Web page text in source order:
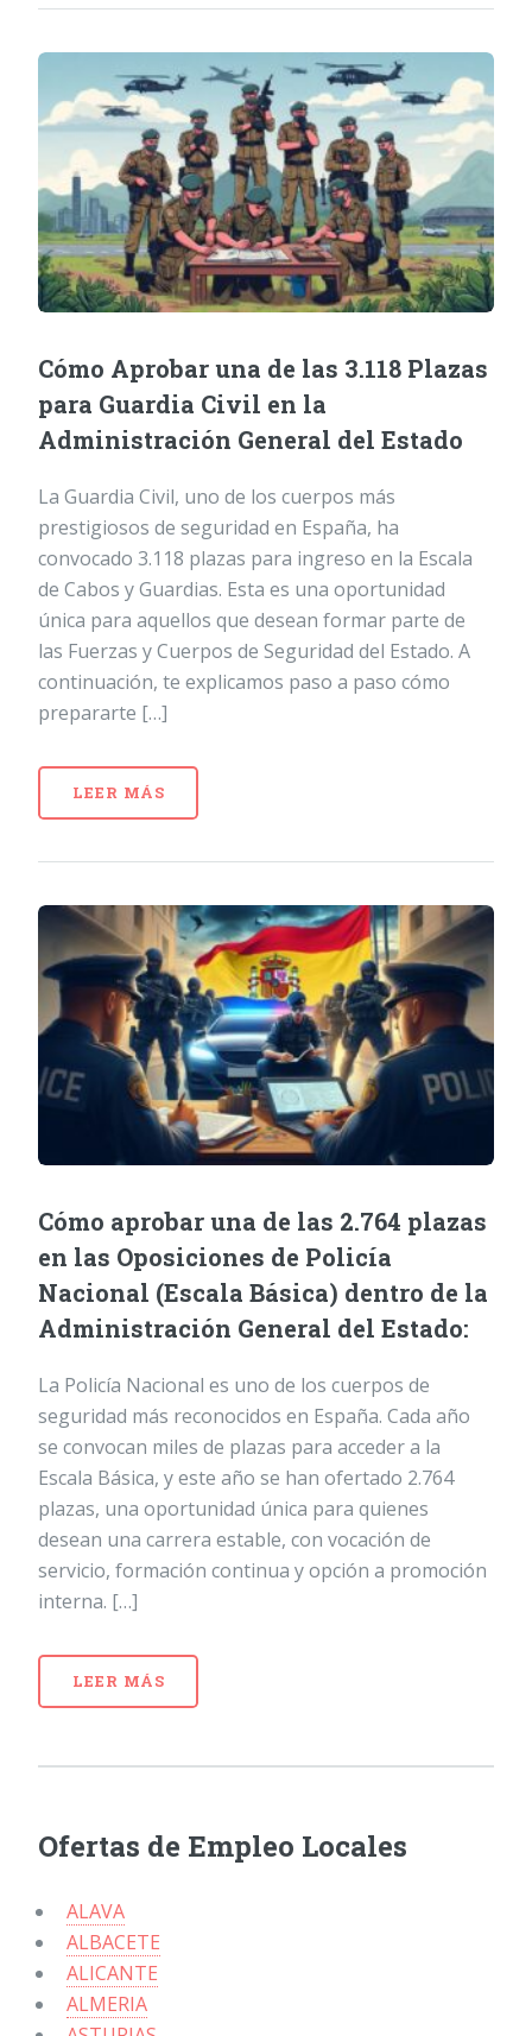
Cómo Aprobar una de las 3.118 Plazas
para Guardia Civil en la
Administración General del Estado
La Guardia Civil, uno de los cuerpos más
prestigiosos de seguridad en España, ha
convocado 3.118 plazas para ingreso en la Escala
de Cabos y Guardias. Esta es una oportunidad
única para aquellos que desean formar parte de
las Fuerzas y Cuerpos de Seguridad del Estado. A
continuación, te explicamos paso a paso cómo
prepararte […]
LEER MÁS
Cómo aprobar una de las 2.764 plazas
en las Oposiciones de Policía
Nacional (Escala Básica) dentro de la
Administración General del Estado:
La Policía Nacional es uno de los cuerpos de
seguridad más reconocidos en España. Cada año
se convocan miles de plazas para acceder a la
Escala Básica, y este año se han ofertado 2.764
plazas, una oportunidad única para quienes
desean una carrera estable, con vocación de
servicio, formación continua y opción a promoción
interna. […]
LEER MÁS
Ofertas de Empleo Locales
ALAVA
ALBACETE
ALICANTE
ALMERIA